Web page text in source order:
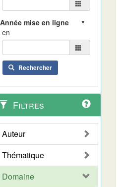
en
Rechercher
Filtres
Auteur
Thématique
Domaine